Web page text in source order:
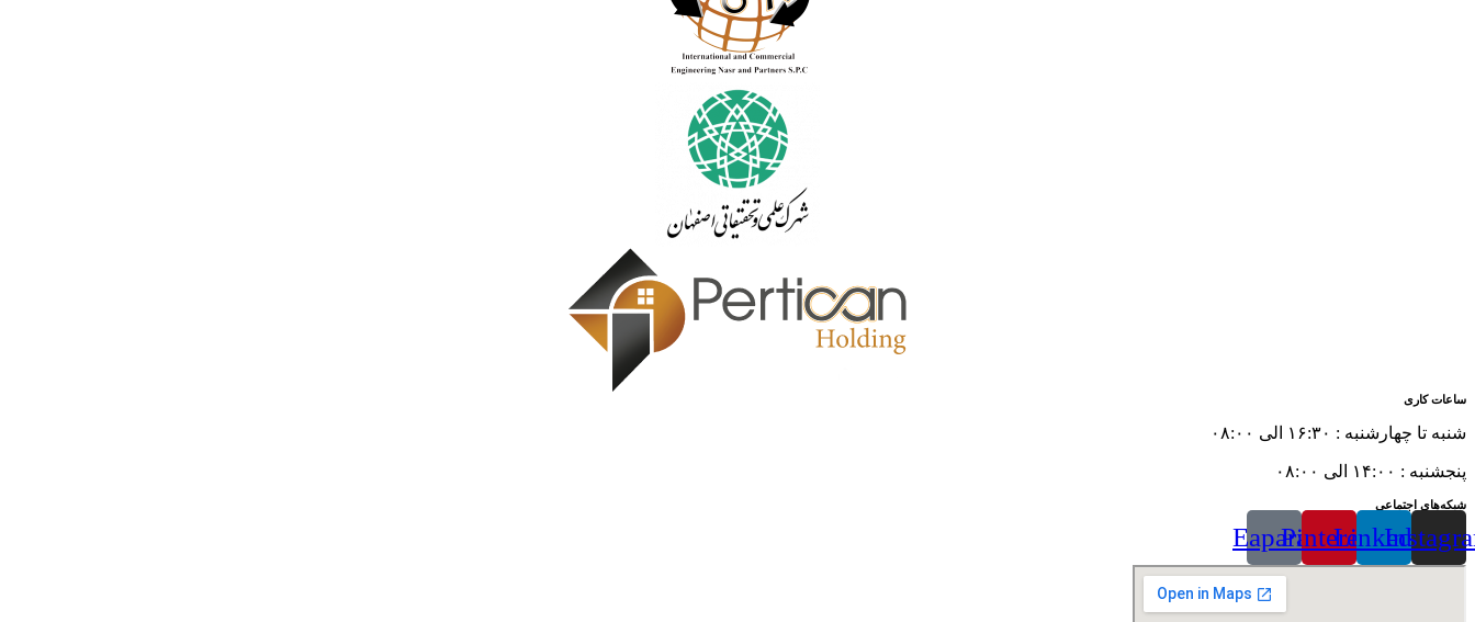
ساعات کاری
شنبه تا چهارشنبه : ۱۶:۳۰ الی ۰۸:۰۰
پنجشنبه : ۱۴:۰۰ الی ۰۸:۰۰
شبکه‌های اجتماعی
Linkedin
Pinterest
Eaparat